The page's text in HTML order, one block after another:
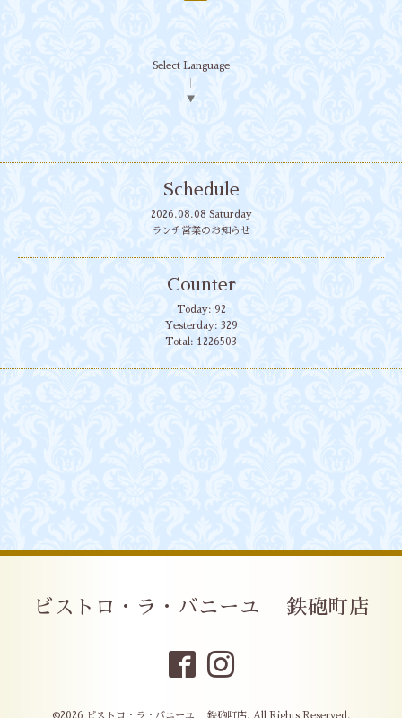
Select Language
▼
Schedule
2026.08.08 Saturday
ランチ営業のお知らせ
Counter
Today: 92
Yesterday: 329
Total: 1226503
ビストロ・ラ・バニーユ 鉄砲町店
©2026 ビストロ・ラ・バニーユ 鉄砲町店. All Rights Reserved.